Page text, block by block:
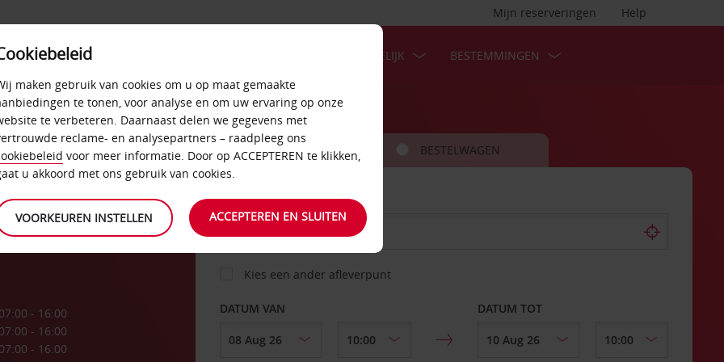
Help
Mijn reserveringen
ZAKELIJK BESTEMMINGEN
07:00 - 16:00
07:00 - 16:00
07:00 - 16:00
AUTO BESTELWAGEN
OPHALEN OP
Kies een ander afleverpunt
DATUM VAN DATUM TOT
maken gebruik van cookies om u op maat gemaakte
te tonen, voor analyse en om uw ervaring op onze
te verbeteren. Daarnaast delen we gegevens met
reclame- en analysepartners – raadpleeg ons
voor meer informatie. Door op ACCEPTEREN te klikken,
u akkoord met ons gebruik van cookies.
VOORKEUREN INSTELLEN ACCEPTEREN EN SLUITEN